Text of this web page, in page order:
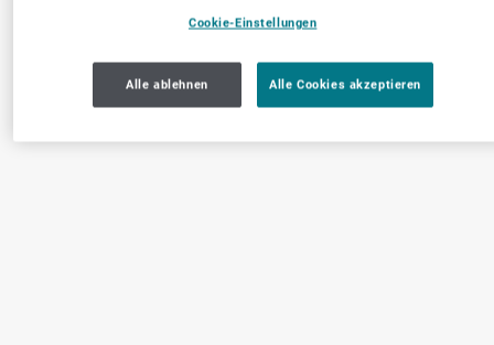
Cookie-Einstellungen
Alle ablehnen Alle Cookies akzeptieren